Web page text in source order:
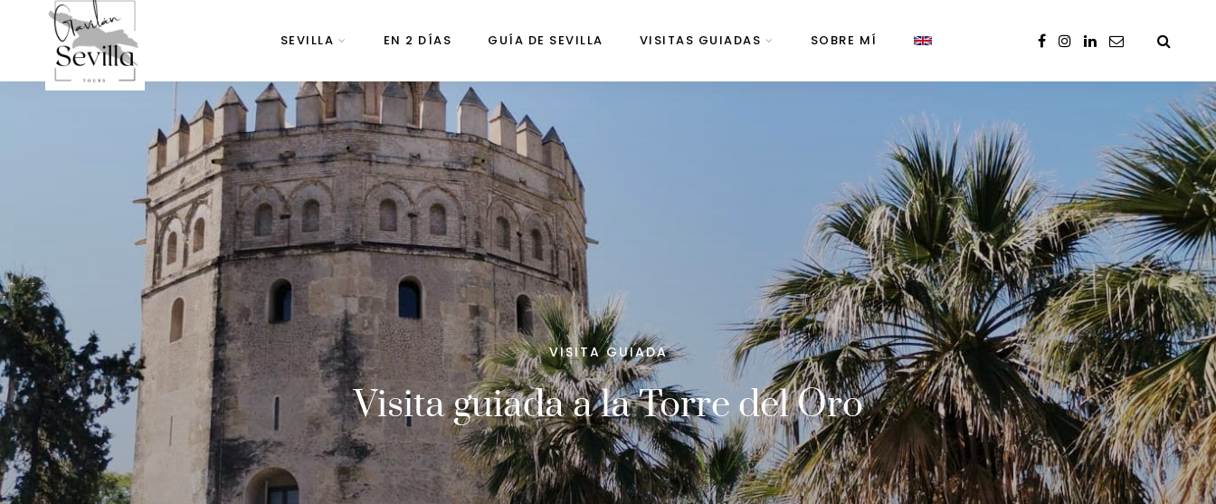
SEVILLA EN 2 DÍAS GUÍA DE SEVILLA VISITAS GUIADAS SOBRE MÍ
VISITA GUIADA
Visita guiada a la Torre del Oro